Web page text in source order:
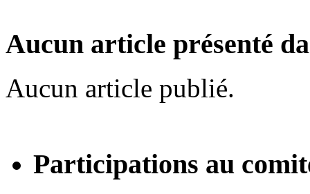
Aucun article présenté
Aucun article publié.
Participations au